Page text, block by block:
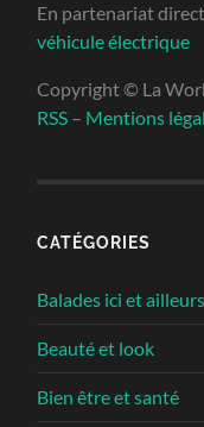
En partenariat
véhicule électrique
Copyright © La
RSS – Mentions
CATÉGORIES
Balades ici et ailleurs
Beauté et look
Bien être et santé